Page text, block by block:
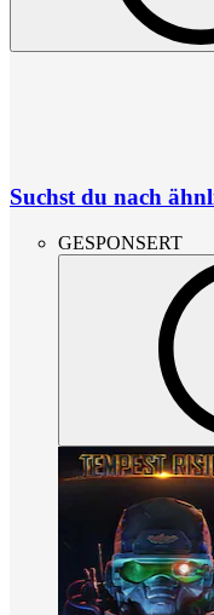
Suchst du nach
GESPONSERT